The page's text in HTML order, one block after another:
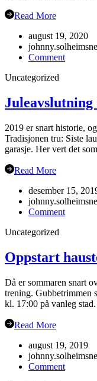
Read More
august 19, 2020
Commenton
Uncategorized
Juleavslutning
2019 er snart historie,
Tradisjonen tru: Siste
garasje. Her vert det
Read More
desember 15,
Commenton
Uncategorized
Oppstart
Då er sommaren snart
trening. Gubbetrimmen
kl. 17:00 på vanleg
Read More
august 19, 2019
Commenton